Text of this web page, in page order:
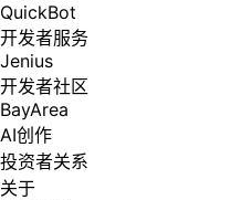
QuickBot
开发者服务
Jenius
开发者社区
BayArea
AI创作
投资者关系
关于